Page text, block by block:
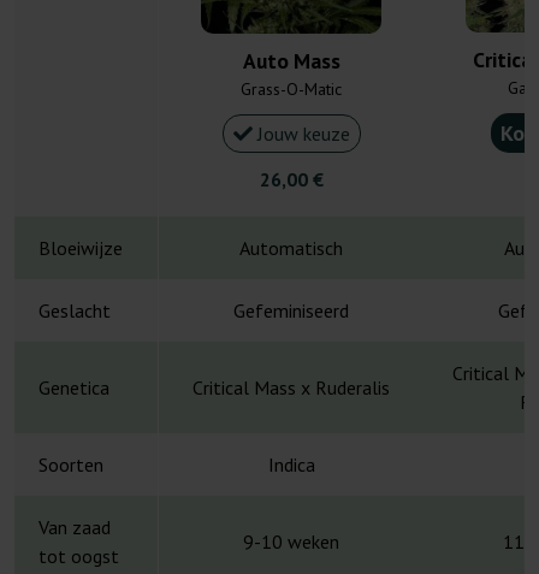
Auto Mass
Grass-O-Matic
Jouw keuze
26,00 €
Bloeiwijze Automatisch
Geslacht Gefeminiseerd
Genetica Critical Mass x Ruderalis
Critical
Soorten Indica
Van zaad
tot oogst
9-10 weken 11-